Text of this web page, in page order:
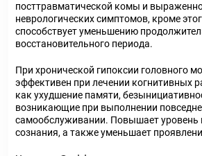
посттравматической комы и
неврологических симптомов, кроме
способствует уменьшению
восстановительного периода.
При хронической гипоксии головного
эффективен при лечении когнитивных
как ухудшение памяти,
возникающие при выполнении
самообслуживании. Повышает уровень
сознания, а также уменьшает